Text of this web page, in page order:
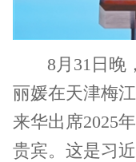
8月31日晚
丽媛在天津梅
来华出席2025
贵宾。这是习